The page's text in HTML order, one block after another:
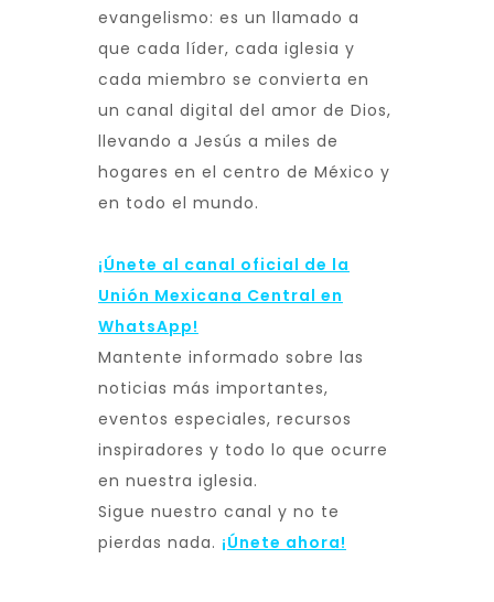
evangelismo: es un llamado a
que cada líder, cada iglesia y
cada miembro se convierta en
un canal digital del amor de Dios,
llevando a Jesús a miles de
hogares en el centro de México y
en todo el mundo.
¡Únete al canal oficial de la
Unión Mexicana Central en
WhatsApp!
Mantente informado sobre las
noticias más importantes,
eventos especiales, recursos
inspiradores y todo lo que ocurre
en nuestra iglesia.
Sigue nuestro canal y no te
pierdas nada. ¡Únete ahora!